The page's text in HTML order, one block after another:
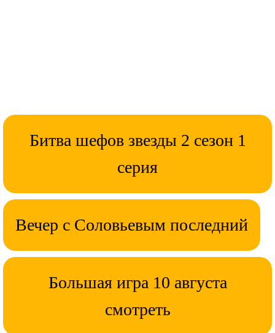
Битва шефов звезды 2 сезон 1
серия
Вечер с Соловьевым последний
Большая игра 10 августа
смотреть